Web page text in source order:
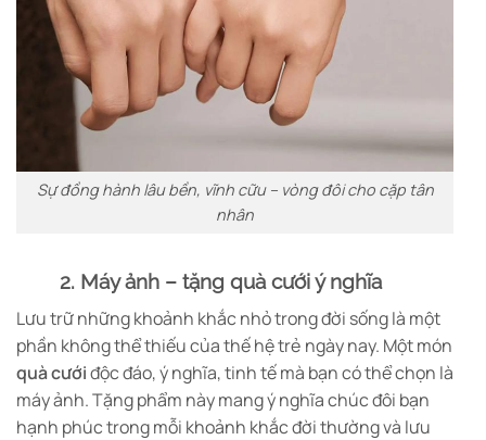
Sự đồng hành lâu bền, vĩnh cữu – vòng đôi cho cặp tân
nhân
2. Máy ảnh – tặng quà cưới ý nghĩa
Lưu trữ những khoảnh khắc nhỏ trong đời sống là một
phần không thể thiếu của thế hệ trẻ ngày nay. Một món
quà cướiđộc đáo, ý nghĩa, tinh tế mà bạn có thể chọn là
máy ảnh. Tặng phẩm này mang ý nghĩa chúc đôi bạn
hạnh phúc trong mỗi khoảnh khắc đời thường và lưu